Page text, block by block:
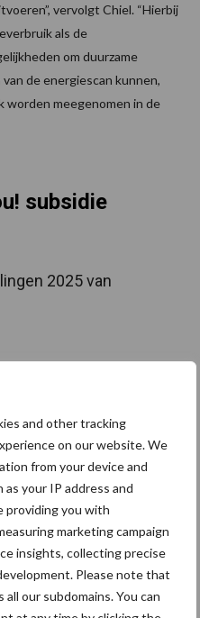
and other tracking
on our website. We
from your device and
your IP address and
providing you with
marketing campaign
insights, collecting precise
Please note that
our subdomains. You can
vervolgt Chiel. “Hierbij
als de
om duurzame
de energiescan kunnen,
worden meegenomen in de
subsidie
2025 van
productieve
en
in meerdere
kan weer vanaf 7